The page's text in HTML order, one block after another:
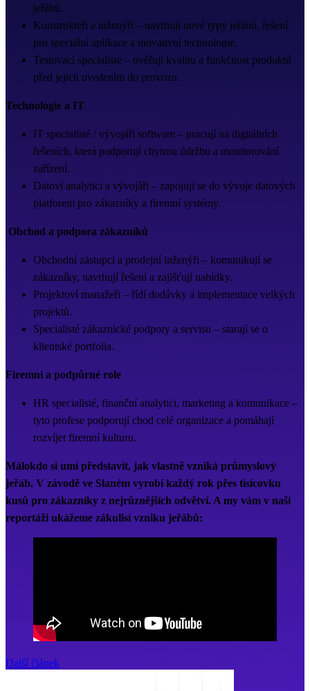
jeřábů.
Konstruktéři a inženýři – navrhují nové typy jeřábů, řešení
pro speciální aplikace a inovativní technologie.
Testovací specialisté – ověřují kvalitu a funkčnost produktů
před jejich uvedením do provozu.
Technologie a IT
IT specialisté / vývojáři software – pracují na digitálních
řešeních, která podporují chytrou údržbu a monitorování
zařízení.
Datoví analytici a vývojáři – zapojují se do vývoje datových
platforem pro zákazníky a firemní systémy.
Obchod a podpora zákazníků
Obchodní zástupci a prodejní inženýři – komunikují se
zákazníky, navrhují řešení a zajišťují nabídky.
Projektoví manažeři – řídí dodávky a implementace velkých
projektů.
Specialisté zákaznické podpory a servisu – starají se o
klientské portfolia.
Firemní a podpůrné role
HR specialisté, finanční analytici, marketing a komunikace –
tyto profese podporují chod celé organizace a pomáhají
rozvíjet firemní kulturu.
Málokdo si umí představit, jak vlastně vzniká průmyslový
jeřáb. V závodě ve Slaném vyrobí každý rok přes tisícovku
kusů pro zákazníky z nejrůznějších odvětví. A my vám v naší
reportáži ukážeme zákulisí vzniku jeřábů:
Další článek